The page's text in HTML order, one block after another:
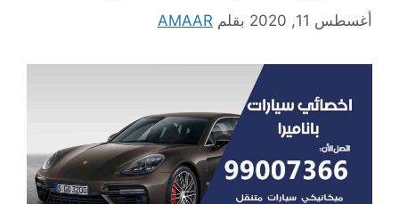
أغسطس 11, 2020 بقلم AMAAR